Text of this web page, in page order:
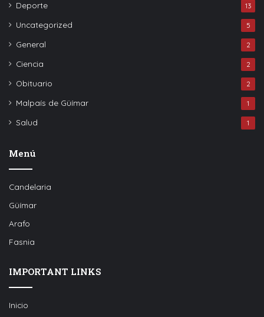
Deporte 13
Uncategorized 5
General 2
Ciencia 2
Obituario 2
Malpaís de Güímar 1
Salud 1
Menú
Candelaria
Güímar
Arafo
Fasnia
IMPORTANT LINKS
Inicio